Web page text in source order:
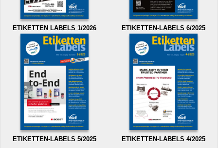
ETIKETTEN LABELS 1/2026 ETIKETTEN-LABELS 6/2025
ETIKETTEN-LABELS 5/2025 ETIKETTEN-LABELS 4/2025